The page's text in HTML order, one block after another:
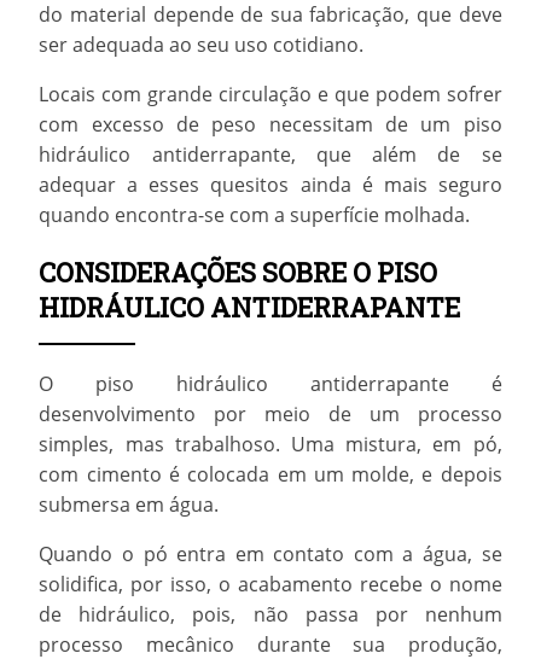
do material depende de sua fabricação, que deve
ser adequada ao seu uso cotidiano.
Locais com grande circulação e que podem sofrer
com excesso de peso necessitam de um piso
hidráulico antiderrapante, que além de se
adequar a esses quesitos ainda é mais seguro
quando encontra-se com a superfície molhada.
CONSIDERAÇÕES SOBRE O PISO
HIDRÁULICO ANTIDERRAPANTE
O piso hidráulico antiderrapanteé
desenvolvimento por meio de um processo
simples, mas trabalhoso. Uma mistura, em pó,
com cimento é colocada em um molde, e depois
submersa em água.
Quando o pó entra em contato com a água, se
solidifica, por isso, o acabamento recebe o nome
de hidráulico, pois, não passa por nenhum
processo mecânico durante sua produção,